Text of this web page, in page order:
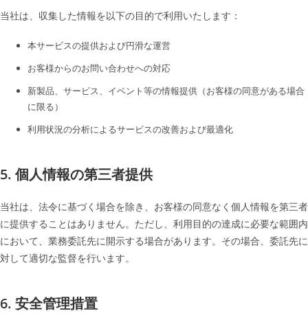
当社は、収集した情報を以下の目的で利用いたします：
本サービスの提供および円滑な運営
お客様からのお問い合わせへの対応
新製品、サービス、イベント等の情報提供（お客様の同意がある場合
に限る）
利用状況の分析によるサービスの改善および最適化
5. 個人情報の第三者提供
当社は、法令に基づく場合を除き、お客様の同意なく個人情報を第三者
に提供することはありません。ただし、利用目的の達成に必要な範囲内
において、業務委託先に開示する場合があります。その場合、委託先に
対して適切な監督を行います。
6. 安全管理措置